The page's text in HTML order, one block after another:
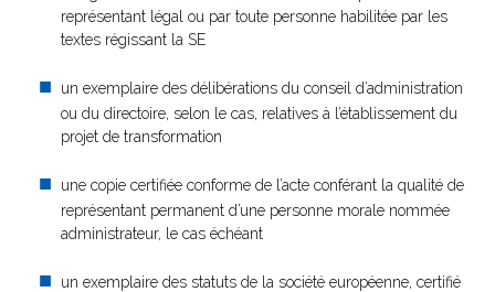
représentant légal ou par toute personne habilitée par les
textes régissant la SE
un exemplaire des délibérations du conseil d’administration
ou du directoire, selon le cas, relatives à l’établissement du
projet de transformation
une copie certifiée conforme de l’acte conférant la qualité de
représentant permanent d’une personne morale nommée
administrateur, le cas échéant
un exemplaire des statuts de la société européenne, certifié